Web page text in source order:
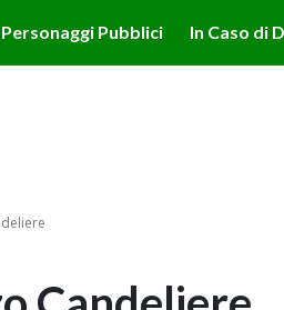
Pubblici In Caso di
all'uso dei cookie.